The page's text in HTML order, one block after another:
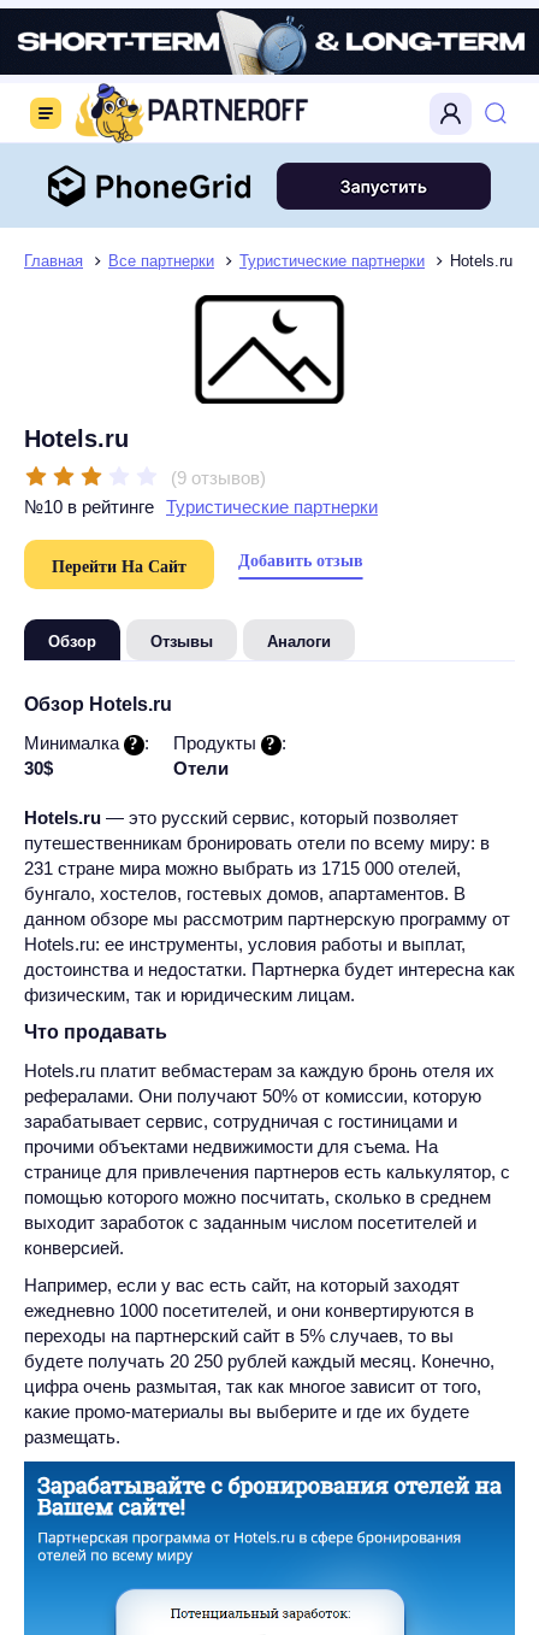
Главная Все партнерки Туристические партнерки Hotels.ru
Hotels.ru
(9 отзывов)
№10 в рейтинге Туристические партнерки
Перейти На Сайт Добавить отзыв
Обзор Отзывы Аналоги
Обзор Hotels.ru
Минималка
:
30$
Продукты
:
Отели
Hotels.ru — это русский сервис, который позволяет
путешественникам бронировать отели по всему миру: в
231 стране мира можно выбрать из 1715 000 отелей,
бунгало, хостелов, гостевых домов, апартаментов. В
данном обзоре мы рассмотрим партнерскую программу от
Hotels.ru: ее инструменты, условия работы и выплат,
достоинства и недостатки. Партнерка будет интересна как
физическим, так и юридическим лицам.
Что продавать
Hotels.ru платит вебмастерам за каждую бронь отеля их
рефералами. Они получают 50% от комиссии, которую
зарабатывает сервис, сотрудничая с гостиницами и
прочими объектами недвижимости для съема. На
странице для привлечения партнеров есть калькулятор, с
помощью которого можно посчитать, сколько в среднем
выходит заработок с заданным числом посетителей и
конверсией.
Например, если у вас есть сайт, на который заходят
ежедневно 1000 посетителей, и они конвертируются в
переходы на партнерский сайт в 5% случаев, то вы
будете получать 20 250 рублей каждый месяц. Конечно,
цифра очень размытая, так как многое зависит от того,
какие промо-материалы вы выберите и где их будете
размещать.